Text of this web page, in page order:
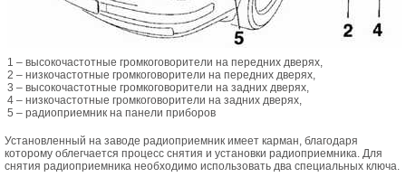
1 – высокочастотные громкоговорители на передних дверях,
2 – низкочастотные громкоговорители на передних дверях,
3 – высокочастотные громкоговорители на задних дверях,
4 – низкочастотные громкоговорители на задних дверях,
5 – радиоприемник на панели приборов
Установленный на заводе радиоприемник имеет карман, благодаря
которому облегчается процесс снятия и установки радиоприемника. Для
снятия радиоприемника необходимо использовать два специальных ключа.